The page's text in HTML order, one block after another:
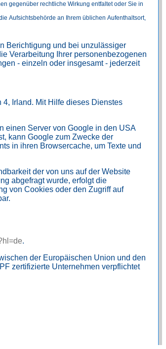
gegenüber rechtliche Wirkung entfaltet oder Sie in
Aufsichtsbehörde an Ihrem üblichen Aufenthaltsort,
Berichtigung und bei unzulässiger
Verarbeitung Ihrer personenbezogenen
- einzeln oder insgesamt - jederzeit
Irland. Mit Hilfe dieses Dienstes
einen Server von Google in den USA
kann Google zum Zwecke der
in ihren Browsercache, um Texte und
der von uns auf der Website
abgefragt wurde, erfolgt die
von Cookies oder den Zugriff auf
.
der Europäischen Union und den
zertifizierte Unternehmen verpflichtet